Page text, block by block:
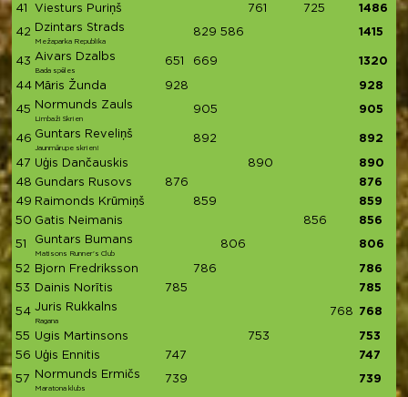
41
Viesturs Puriņš 761 725 1486
42 Dzintars Strads
Mežaparka Republika
829 586 1415
43 Aivars Dzalbs
Bada spēles
651 669 1320
44 Māris Žunda 928 928
45 Normunds Zauls
Limbaži Skrien
905 905
46 Guntars Reveliņš
Jaunmārupe skrien!
892 892
47 Uģis Dančauskis 890
890
48 Gundars Rusovs 876
876
49 Raimonds Krūmiņš 859
859
50 Gatis Neimanis 856 856
51 Guntars Bumans
Matisons Runner's Club
806 806
52 Bjorn Fredriksson 786
786
53
Dainis Norītis 785 785
54 Juris Rukkalns
Ragana
768 768
55 Ugis Martinsons 753
753
56 Uģis Ennitis 747 747
57 Normunds Ermičs
Maratona klubs
739 739